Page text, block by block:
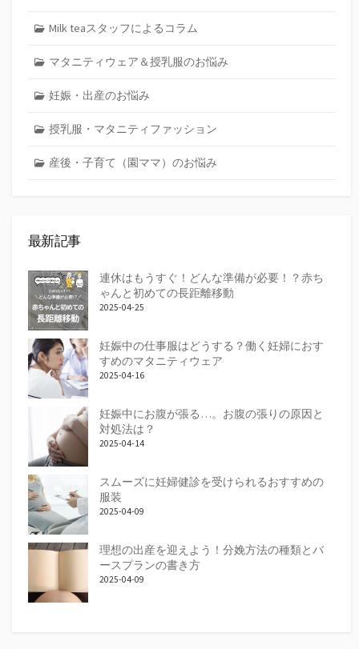
Milk teaスタッフによるコラム
マタニティウェア＆授乳服のお悩み
妊娠・出産のお悩み
授乳服・マタニティファッション
産後・子育て（園ママ）のお悩み
最新記事
連休はもうすぐ！どんな準備が必要！？赤ち
ゃんと初めての長距離移動
2025-04-25
妊娠中の仕事服はどうする？働く妊婦におす
すめのマタニティウェア
2025-04-16
妊娠中にお腹が張る…。お腹の張りの原因と
対処法は？
2025-04-14
スムーズに妊婦健診を受けられるおすすめの
服装
2025-04-09
理想の出産を迎えよう！分娩方法の種類とバ
ースプランの書き方
2025-04-09